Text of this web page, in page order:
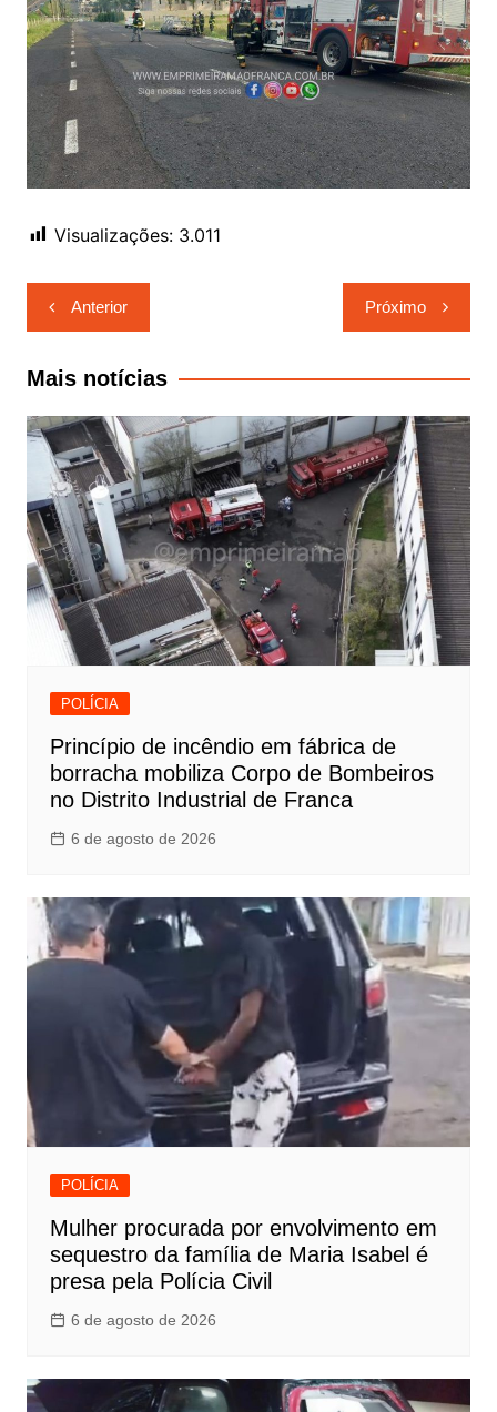
Visualizações: 3.011
Navegação
de
Post
Anterior Próximo
Mais notícias
POLÍCIA
Princípio de incêndio em fábrica de
borracha mobiliza Corpo de Bombeiros
no Distrito Industrial de Franca
6 de agosto de 2026
POLÍCIA
Mulher procurada por envolvimento em
sequestro da família de Maria Isabel é
presa pela Polícia Civil
6 de agosto de 2026